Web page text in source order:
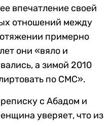
впечатление своей
отношений между
примерно
они «вяло и
а зимой 2010
по СМС».
с Абадом и
уверяет, что из